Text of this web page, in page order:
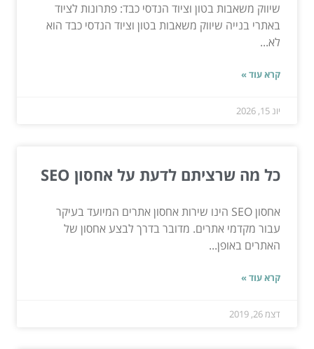
שיווק משאבות בטון וציוד הנדסי כבד: פתרונות לציוד
באתרי בנייה שיווק משאבות בטון וציוד הנדסי כבד הוא
לא...
קרא עוד »
יונ 15, 2026
כל מה שרציתם לדעת על אחסון SEO
אחסון SEO הינו שירות אחסון אתרים המיועד בעיקר
עבור מקדמי אתרים. מדובר בדרך לבצע אחסון של
האתרים באופן...
קרא עוד »
דצמ 26, 2019